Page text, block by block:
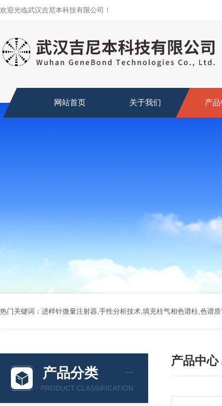
欢迎光临武汉吉尼本科技有限公司！
网站首页 关于我们 产
热门关键词：进样针微量注射器,手性分析技术,填充柱气相色谱柱,色谱
产品分类
PRODUCT CLASSIFICATION
产品中心